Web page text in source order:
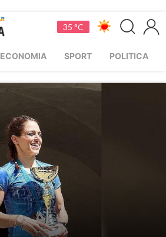
35 °C
ECONOMIA SPORT POLITICA